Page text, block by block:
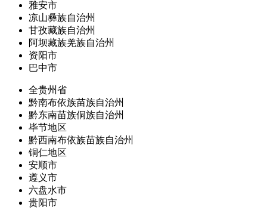
雅安市
凉山彝族自治州
甘孜藏族自治州
阿坝藏族羌族自治州
资阳市
巴中市
全贵州省
黔南布依族苗族自治州
黔东南苗族侗族自治州
毕节地区
黔西南布依族苗族自治州
铜仁地区
安顺市
遵义市
六盘水市
贵阳市